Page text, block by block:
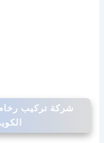
شركة تركيب